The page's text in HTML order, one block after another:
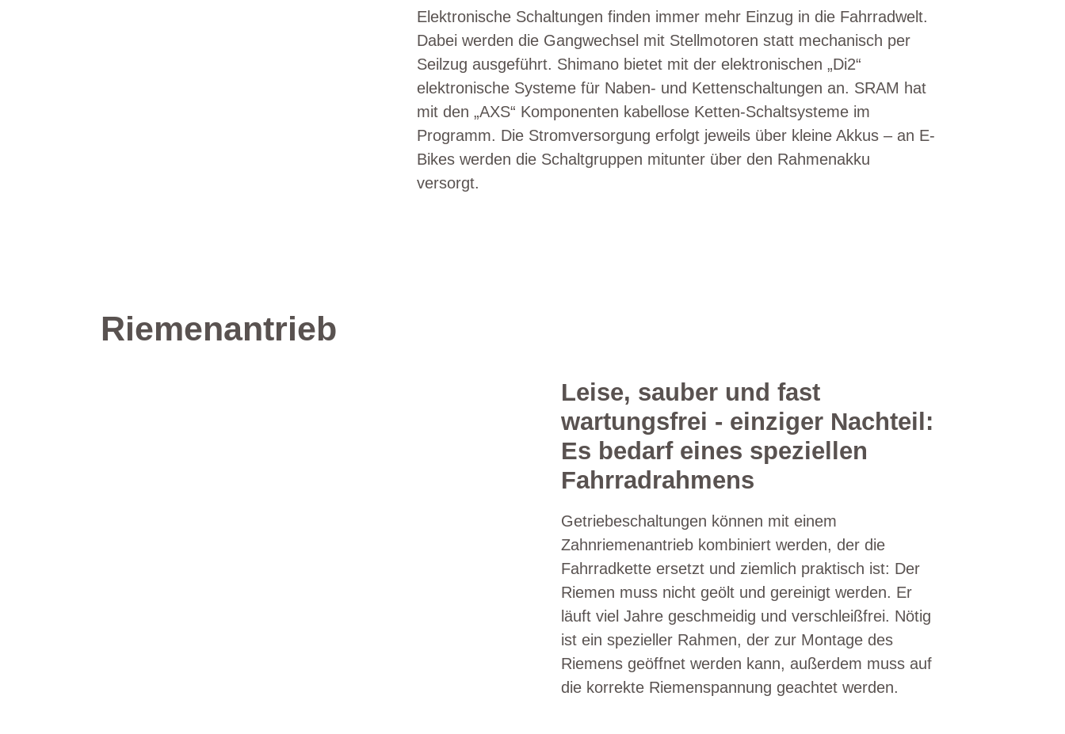
Elektronische Schaltungen finden immer mehr Einzug in die Fahrradwelt.
Dabei werden die Gangwechsel mit Stellmotoren statt mechanisch per
Seilzug ausgeführt. Shimano bietet mit der elektronischen „Di2“
elektronische Systeme für Naben- und Kettenschaltungen an. SRAM hat
mit den „AXS“ Komponenten kabellose Ketten-Schaltsysteme im
Programm. Die Stromversorgung erfolgt jeweils über kleine Akkus – an E-
Bikes werden die Schaltgruppen mitunter über den Rahmenakku
versorgt.
Riemenantrieb
Leise, sauber und fast
wartungsfrei - einziger Nachteil:
Es bedarf eines speziellen
Fahrradrahmens
Getriebeschaltungen können mit einem
Zahnriemenantrieb kombiniert werden, der die
Fahrradkette ersetzt und ziemlich praktisch ist: Der
Riemen muss nicht geölt und gereinigt werden. Er
läuft viel Jahre geschmeidig und verschleißfrei. Nötig
ist ein spezieller Rahmen, der zur Montage des
Riemens geöffnet werden kann, außerdem muss auf
die korrekte Riemenspannung geachtet werden.